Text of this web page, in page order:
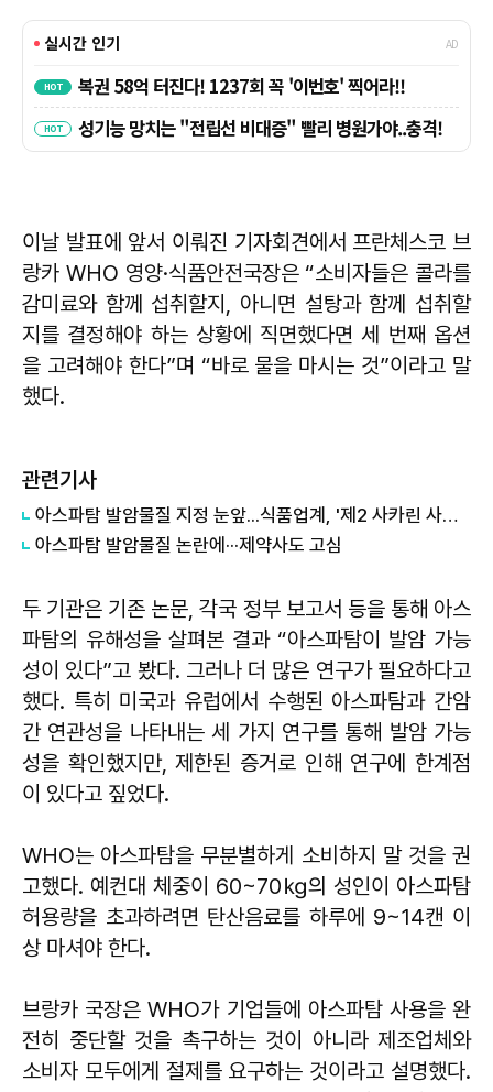
이날 발표에 앞서 이뤄진 기자회견에서 프란체스코 브
랑카 WHO 영양·식품안전국장은 “소비자들은 콜라를
감미료와 함께 섭취할지, 아니면 설탕과 함께 섭취할
지를 결정해야 하는 상황에 직면했다면 세 번째 옵션
을 고려해야 한다”며 “바로 물을 마시는 것”이라고 말
했다.
관련기사
아스파탐 발암물질 지정 눈앞...식품업계, '제2 사카린 사태' 우려
아스파탐 발암물질 논란에···제약사도 고심
두 기관은 기존 논문, 각국 정부 보고서 등을 통해 아스
파탐의 유해성을 살펴본 결과 “아스파탐이 발암 가능
성이 있다”고 봤다. 그러나 더 많은 연구가 필요하다고
했다. 특히 미국과 유럽에서 수행된 아스파탐과 간암
간 연관성을 나타내는 세 가지 연구를 통해 발암 가능
성을 확인했지만, 제한된 증거로 인해 연구에 한계점
이 있다고 짚었다.
WHO는 아스파탐을 무분별하게 소비하지 말 것을 권
고했다. 예컨대 체중이 60~70㎏의 성인이 아스파탐
허용량을 초과하려면 탄산음료를 하루에 9~14캔 이
상 마셔야 한다.
브랑카 국장은 WHO가 기업들에 아스파탐 사용을 완
전히 중단할 것을 촉구하는 것이 아니라 제조업체와
소비자 모두에게 절제를 요구하는 것이라고 설명했다.